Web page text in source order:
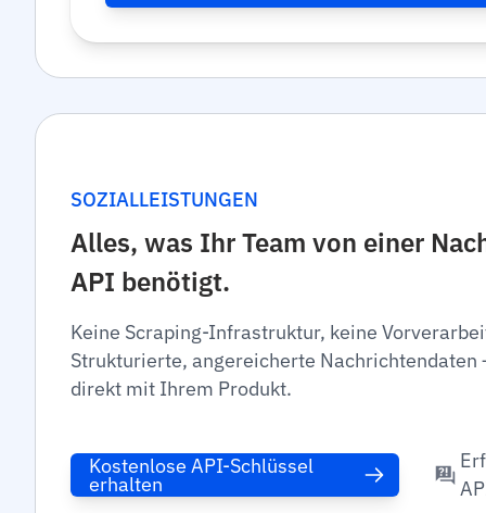
SOZIALLEISTUNGEN
Alles, was Ihr Team von einer
API benötigt.
Keine Scraping-Infrastruktur, keine
Strukturierte, angereicherte Nachrichtendaten
direkt mit Ihrem Produkt.
Kostenlose API-Schlüssel
erhalten